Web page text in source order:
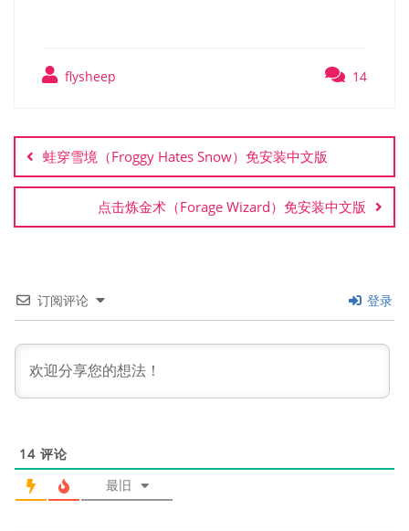
flysheep 14
章
导
航
蛙穿雪境（Froggy Hates Snow）免安装中文版
点击炼金术（Forage Wizard）免安装中文版
订阅评论 登录
14 评论
最旧